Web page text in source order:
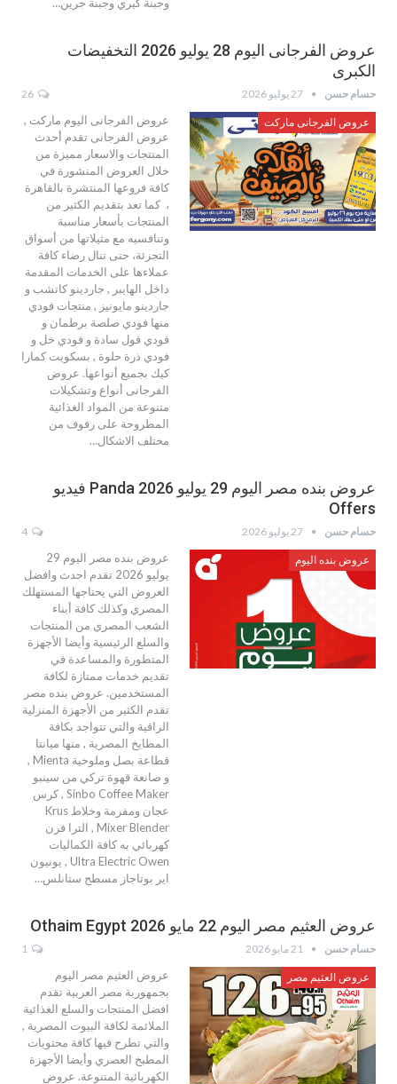
عروض الفرجانى اليوم 28 يوليو 2026 التخفيضات
الكبرى
حسام حسن 27 يوليو 2026
عروض الفرجانى ماركت
عروض الفرجانى اليوم ماركت ,
عروض الفرجانى تقدم أحدث
المنتجات والاسعار مميزة من
خلال العروض المنشورة في
كافة فروعها المنتشرة بالقاهرة
، كما تعد بتقديم الكثير من
المنتجات بأسعار مناسبة
وتنافسيه مع مثيلاتها من أسواق
التجزئة، حتى تنال رضاء كافة
عملاءها على الخدمات المقدمة
داخل الهايبر , جاردينو كاتشب و
جاردينو مايونيز , منتجات فودي
منها فودي صلصة برطمان و
فودي فول سادة و فودي خل و
فودي ذرة حلوة , بسكويت كمارا
كيك بجميع أنواعها. عروض
الفرجانى أنواع وتشكيلات
متنوعة من المواد الغذائية
المطروحة على رفوف من
مختلف الاشكال…
عروض بنده مصر اليوم 29 يوليو 2026 Panda فيديو
Offers
حسام حسن 27 يوليو 2026
عروض بنده اليوم
عروض بنده مصر اليوم 29
يوليو 2026 تقدم احدث وافضل
العروض التي يحتاجها المستهلك
المصري وكذلك كافة أبناء
الشعب المصري من المنتجات
والسلع الرئيسية وأيضا الأجهزة
المتطورة والمساعدة في
تقديم خدمات ممتازة لكافة
المستخدمين. عروض بنده مصر
تقدم الكثير من الأجهزة المنزلية
الراقية والتي تتواجد بكافة
المطابخ المصرية , منها ميانتا
قطاعة بصل وملوخية Mienta ,
و صانعة قهوة تركي من سينبو
Sinbo Coffee Maker , كرس
عجان ومفرمة وخلاط Krus
Mixer Blender , الترا فرن
كهربائي به كافة الكماليات
Ultra Electric Owen , يونيون
اير بوتاجاز مسطح ستانلس…
عروض العثيم مصر اليوم 22 مايو 2026 Othaim Egypt
حسام حسن 21 مايو 2026
عروض العثيم مصر
عروض العثيم مصر اليوم
بجمهورية مصر العربية تقدم
افضل المنتجات والسلع الغذائية
الملائمة لكافة البيوت المصرية ,
والتي تطرح فيها كافة محتويات
المطبخ العصري وأيضا الأجهزة
الكهربائية المتنوعة. عروض